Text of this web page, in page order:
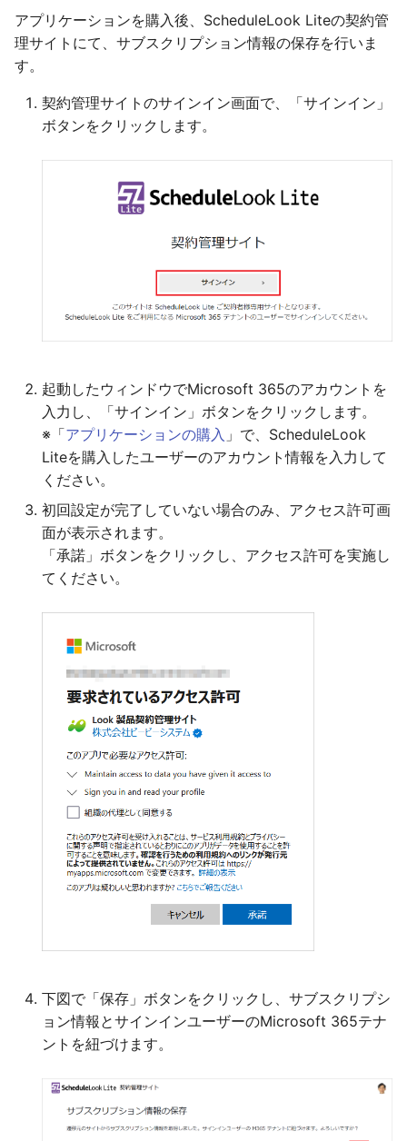
アプリケーションを購入後、ScheduleLook Liteの契約管
理サイトにて、サブスクリプション情報の保存を行いま
す。
契約管理サイトのサインイン画面で、「サインイン」
ボタンをクリックします。
起動したウィンドウでMicrosoft 365のアカウントを
入力し、「サインイン」ボタンをクリックします。
※「アプリケーションの購入 」で、ScheduleLook
Liteを購入したユーザーのアカウント情報を入力して
ください。
初回設定が完了していない場合のみ、アクセス許可画
面が表示されます。
「承諾」ボタンをクリックし、アクセス許可を実施し
てください。
下図で「保存」ボタンをクリックし、サブスクリプシ
ョン情報とサインインユーザーのMicrosoft 365テナ
ントを紐づけます。